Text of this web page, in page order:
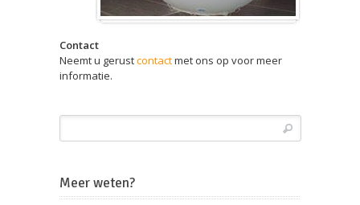
Contact
Neemt u gerustcontactmet ons op voor meer
informatie.
Meer weten?